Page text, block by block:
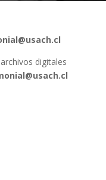
digitales